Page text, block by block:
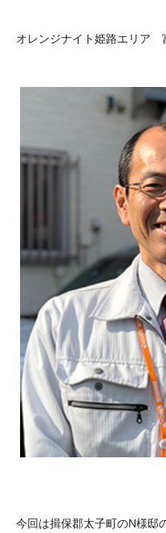
オレンジナイト姫路エリア
今回は揖保郡太子町のN様邸